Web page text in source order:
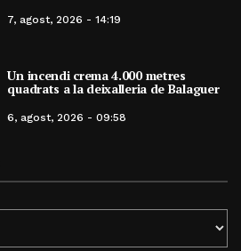
7, agost, 2026 - 14:19
Un incendi crema 4.000 metres
quadrats a la deixalleria de Balaguer
6, agost, 2026 - 09:58